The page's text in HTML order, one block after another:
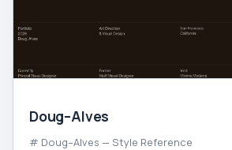
Doug–Alves
# Doug–Alves — Style Reference